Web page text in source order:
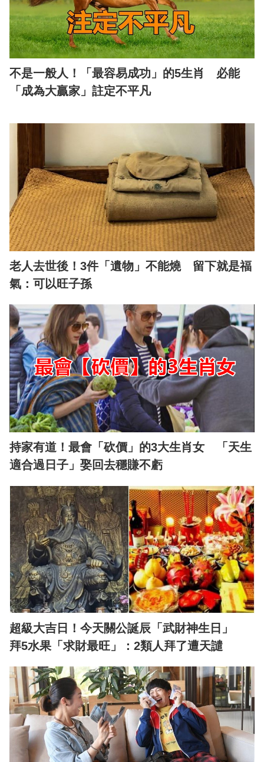
不是一般人！「最容易成功」的5生肖 必能
「成為大贏家」註定不平凡
老人去世後！3件「遺物」不能燒 留下就是福
氣：可以旺子孫
持家有道！最會「砍價」的3大生肖女 「天生
適合過日子」娶回去穩賺不虧
超級大吉日！今天關公誕辰「武財神生日」
拜5水果「求財最旺」：2類人拜了遭天譴